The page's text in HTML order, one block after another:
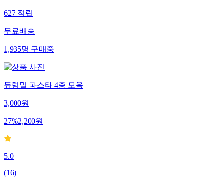
627적립
무료배송
1,935명구매중
듀럼밀 파스타 4종 모음
3,000원
27%2,200원
5.0
(16)